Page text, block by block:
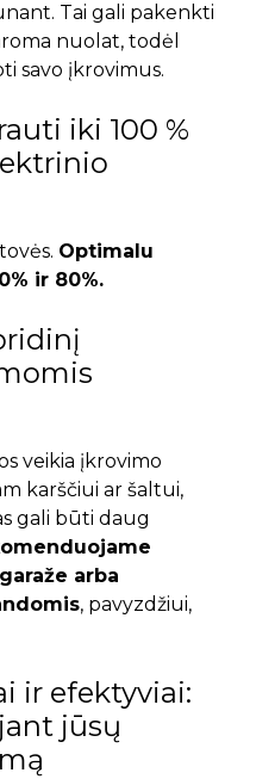
Tai gali pakenkti
nuolat, todėl
savo įkrovimus.
iki 100 %
Optimalu
ir 80%.
veikia įkrovimo
karščiui ar šaltui,
gali būti daug
arba
, pavyzdžiui,
ir efektyviai:
jūsų